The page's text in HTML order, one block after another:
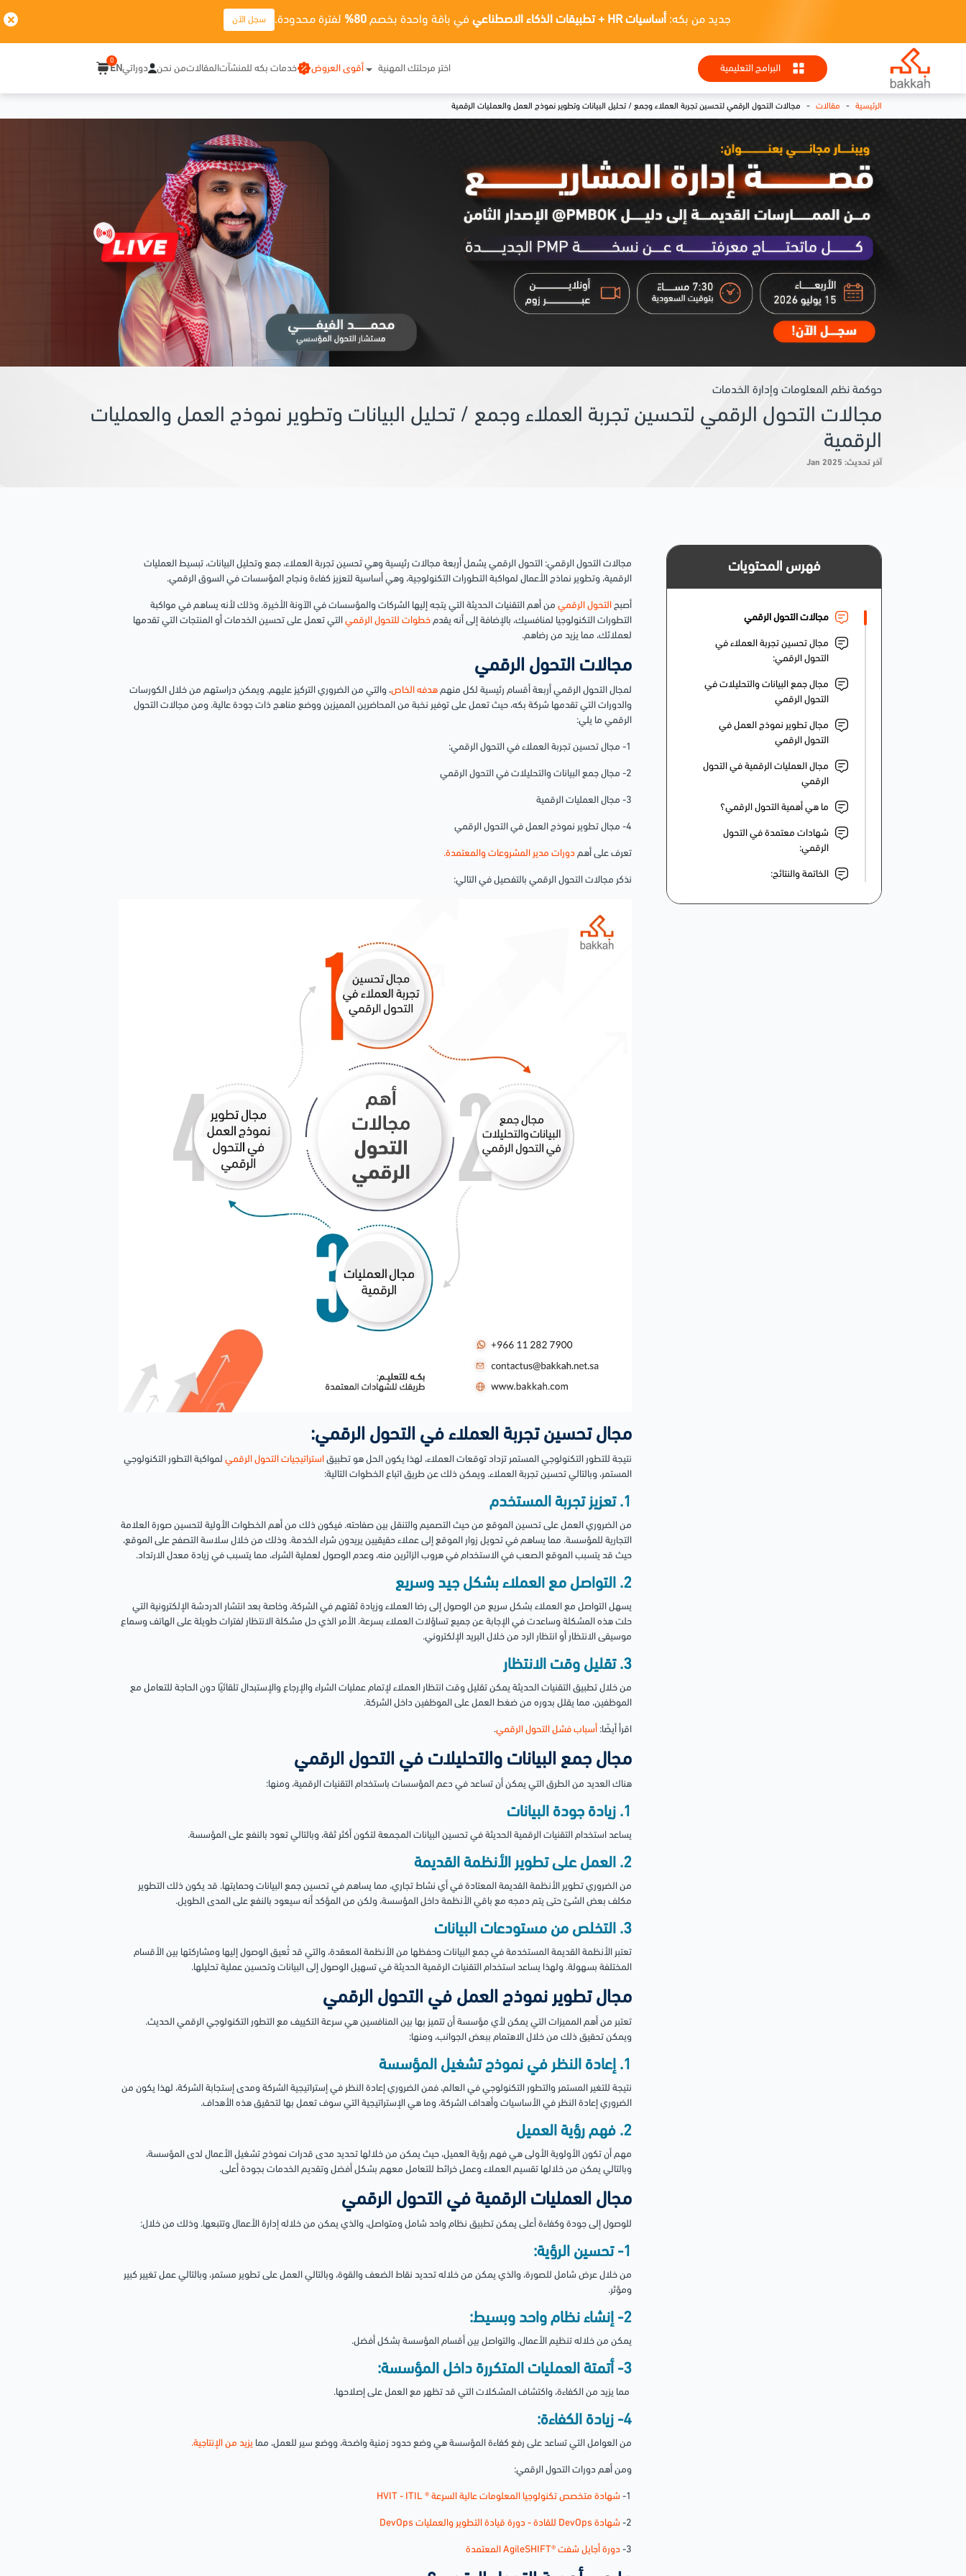
جديد من بكه: أساسيات HR + تطبيقات الذكاء الاصطناعي في باقة واحدة بخصم 80% لفترة محدودة. سجل الآن
البرامج التعليمية اختر مرحلتك المهنية أقوى العروض خدمات بكه للمنشآتالمقالاتمن نحن دوراتيEN
0
الرئيسية - مقالات - مجالات التحول الرقمي لتحسين تجربة العملاء وجمع / تحليل البيانات وتطوير نموذج العمل والعمليات الرقمية
حوكمة نظم المعلومات وإدارة الخدمات
مجالات التحول الرقمي لتحسين تجربة العملاء وجمع / تحليل البيانات وتطوير نموذج العمل والعمليات
الرقمية
آخر تحديث: Jan 2025
فهرس المحتويات
مجالات التحول الرقمي
مجال تحسين تجربة العملاء في
التحول الرقمي:
مجال جمع البيانات والتحليلات في
التحول الرقمي
مجال تطوير نموذج العمل في
التحول الرقمي
مجال العمليات الرقمية في التحول
الرقمي
ما هي أهمية التحول الرقمي؟
شهادات معتمدة في التحول
الرقمي:
الخاتمة والنتائج:
مجالات التحول الرقمي: التحول الرقمي يشمل أربعة مجالات رئيسية وهي تحسين تجربة العملاء، جمع وتحليل البيانات، تبسيط العمليات
الرقمية، وتطوير نماذج الأعمال لمواكبة التطورات التكنولوجية، وهي أساسية لتعزيز كفاءة ونجاح المؤسسات في السوق الرقمي.
أصبح التحول الرقمي من أهم التقنيات الحديثة التي يتجه إليها الشركات والمؤسسات في الآونة الأخيرة. وذلك لأنه يساهم في مواكبة
التطورات التكنولوجيا لمنافسيك، بالإضافة إلى أنه يقدم خطوات للتحول الرقمي التي تعمل على تحسين الخدمات أو المنتجات التي تقدمها
لعملائك، مما يزيد من رضاهم.
مجالات التحول الرقمي
لمجال التحول الرقمي أربعة أقسام رئيسية لكل منهم هدفه الخاص، والتي من الضروري التركيز عليهم. ويمكن دراستهم من خلال الكورسات
والدورات التي تقدمها شركة بكه، حيث تعمل على توفير نخبة من المحاضرين المميزين ووضع مناهج ذات جودة عالية. ومن مجالات التحول
الرقمي ما يلي:
1- مجال تحسين تجربة العملاء في التحول الرقمي:
2- مجال جمع البيانات والتحليلات في التحول الرقمي
3- مجال العمليات الرقمية
4- مجال تطوير نموذج العمل في التحول الرقمي
تعرف على أهم دورات مدير المشروعات والمعتمدة.
نذكر مجالات التحول الرقمي بالتفصيل في التالي:
مجال تحسين تجربة العملاء في التحول الرقمي:
نتيجة للتطور التكنولوجي المستمر تزداد توقعات العملاء، لهذا يكون الحل هو تطبيق استراتيجيات التحول الرقمي لمواكبة التطور التكنولوجي
المستمر، وبالتالي تحسين تجربة العملاء. ويمكن ذلك عن طريق اتباع الخطوات التالية:
1. تعزيز تجربة المستخدم
من الضروري العمل على تحسين الموقع من حيث التصميم والتنقل بين صفاحته. فيكون ذلك من أهم الخطوات الأولية لتحسين صورة العلامة
التجارية للمؤسسة. مما يساهم في تحويل زوار الموقع إلى عملاء حقيقيين يريدون شراء الخدمة. وذلك من خلال سلاسة التصفح على الموقع،
حيث قد يتسبب الموقع الصعب في الاستخدام في هروب الزائرين منه، وعدم الوصول لعملية الشراء، مما يتسبب في زيادة معدل الارتداد.
2. التواصل مع العملاء بشكل جيد وسريع
يسهل التواصل مع العملاء بشكل سريع من الوصول إلى رضا العملاء وزيادة ثقتهم في الشركة، وخاصة بعد انتشار الدردشة الإلكترونية التي
حلت هذه المشكلة وساعدت في الإجابة عن جميع تساؤلات العملاء بسرعة. الأمر الذي حل مشكلة الانتظار لفترات طويلة على الهاتف وسماع
موسيقى الانتظار أو انتظار الرد من خلال البريد الإلكتروني.
3. تقليل وقت الانتظار
من خلال تطبيق التقنيات الحديثة يمكن تقليل وقت انتظار العملاء لإتمام عمليات الشراء والإرجاع والإستبدال تلقائيًا دون الحاجة للتعامل مع
الموظفين، مما يقلل بدوره من ضغط العمل على الموظفين داخل الشركة.
اقرأ أيضًا: أسباب فشل التحول الرقمي.
مجال جمع البيانات والتحليلات في التحول الرقمي
هناك العديد من الطرق التي يمكن أن تساعد في دعم المؤسسات باستخدام التقنيات الرقمية، ومنها:
1. زيادة جودة البيانات
يساعد استخدام التقنيات الرقمية الحديثة في تحسين البيانات المجمعة لتكون أكثر ثقة، وبالتالي تعود بالنفع على المؤسسة.
2. العمل على تطوير الأنظمة القديمة
من الضروري تطوير الأنظمة القديمة المعتادة في أي نشاط تجاري، مما يساهم في تحسين جمع البيانات وحمايتها. قد يكون ذلك التطوير
مكلف بعض الشئ حتى يتم دمجه مع باقي الأنظمة داخل المؤسسة، ولكن من المؤكد أنه سيعود بالنفع على المدى الطويل.
3. التخلص من مستودعات البيانات
تعتبر الأنظمة القديمة المستخدمة في جمع البيانات وحفظها من الأنظمة المعقدة، والتي قد تُعيق الوصول إليها ومشاركتها بين الأقسام
المختلفة بسهولة. ولهذا يساعد استخدام التقنيات الرقمية الحديثة في تسهيل الوصول إلى البيانات وتحسين عملية تحليلها.
مجال تطوير نموذج العمل في التحول الرقمي
تعتبر من أهم المميزات التي يمكن لأي مؤسسة أن تتميز بها بين المنافسين هي سرعة التكييف مع التطور التكنولوجي الرقمي الحديث.
ويمكن تحقيق ذلك من خلال الاهتمام ببعض الجوانب، ومنها:
1. إعادة النظر في نموذج تشغيل المؤسسة
نتيجة للتغير المستمر والتطور التكنولوجي في العالم، فمن الضروري إعادة النظر في إستراتيجية الشركة ومدى إستجابة الشركة، لهذا يكون من
الضروري إعادة النظر في الأساسيات وأهداف الشركة، وما هي الإستراتيجية التي سوف تعمل بها لتحقيق هذه الأهداف.
2. فهم رؤية العميل
مهم أن تكون الأولوية الأولى هي فهم رؤية العميل، حيث يمكن من خلالها تحديد مدى قدرات نموذج تشغيل الأعمال لدى المؤسسة،
وبالتالي يمكن من خلالها تقسيم العملاء وعمل خرائط للتعامل معهم بشكل أفضل وتقديم الخدمات بجودة أعلى.
مجال العمليات الرقمية في التحول الرقمي
للوصول إلى جودة وكفاءة أعلى يمكن تطبيق نظام واحد شامل ومتواصل، والذي يمكن من خلاله إدارة الأعمال وتتبعها. وذلك من خلال:
1- تحسين الرؤية:
من خلال عرض شامل للصورة، والذي يمكن من خلاله تحديد نقاط الضعف والقوة، وبالتالي العمل على تطوير مستمر، وبالتالي عمل تغيير كبير
ومؤثر.
2- إنشاء نظام واحد وبسيط:
يمكن من خلاله تنظيم الأعمال، والتواصل بين أقسام المؤسسة بشكل أفضل.
3- أتمتة العمليات المتكررة داخل المؤسسة:
مما يزيد من الكفاءة، واكتشاف المشكلات التي قد تظهر مع العمل على إصلاحها.
4- زيادة الكفاءة:
من العوامل التي تساعد على رفع كفاءة المؤسسة هي وضع حدود زمنية واضحة، ووضع سير للعمل، مما يزيد من الإنتاجية.
ومن أهم دورات التحول الرقمي:
1- شهادة متخصص تكنولوجيا المعلومات عالية السرعة ® HVIT - ITIL
2- شهادة DevOps للقادة - دورة قيادة التطوير والعمليات DevOps
3- دورة أجايل شفت ®AgileSHIFT المعتمدة